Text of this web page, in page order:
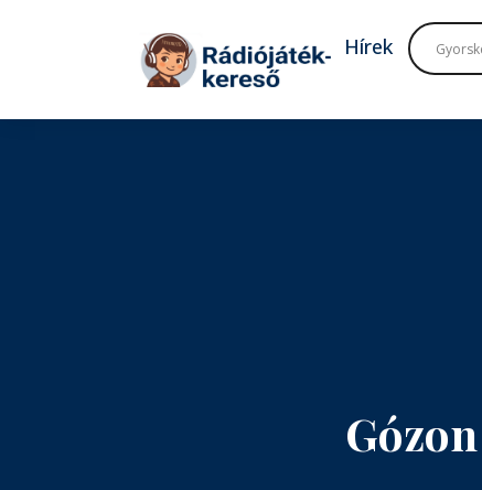
Tovább a tartalomhoz
Hírek